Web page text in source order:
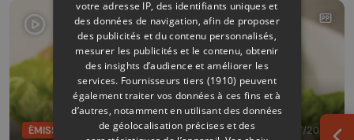
ÉMISSIONS 07/07/2026
votre adresse IP, des identifiants uniques et
des données de navigation, afin de proposer
des publicités et du contenu personnalisés,
mesurer les publicités et le contenu, obtenir
des insights d’audience et améliorer les
services. Fournisseurs tiers (1910) peuvent
également traiter vos données à ces fins et à
d’autres, notamment en utilisant des données
de géolocalisation précises et des